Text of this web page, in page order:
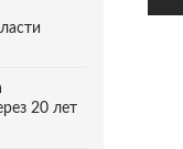
20 лет